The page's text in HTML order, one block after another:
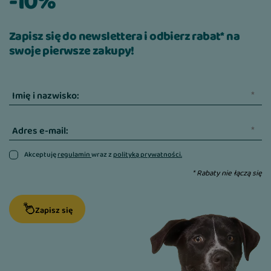
młodych psów średnich i dużych ras,
6% mięsa z indyka,
olej z łososia,
dużą zawartość świeżych warzyw i
owoców (marchew, dynia, szpinak,
borówki, maliny, pomidor, gruszka,
pomarańcze, groszek) stymulujących
Zapisz się do newslettera i odbierz rabat* na
swoje pierwsze zakupy!
Imię i nazwisko:
Adres e-mail:
Akceptujęregulaminwraz zpolityką prywatności.
* Rabaty nie łączą się
Zapisz się